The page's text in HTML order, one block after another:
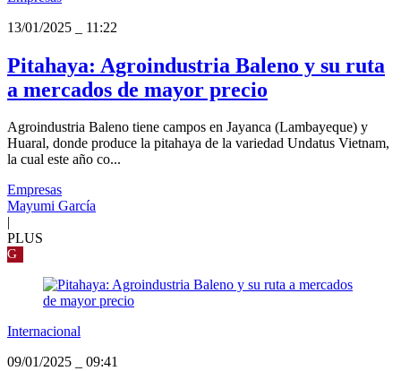
13/01/2025
11:22
Pitahaya: Agroindustria Baleno y su ruta
a mercados de mayor precio
Agroindustria Baleno tiene campos en Jayanca (Lambayeque) y
Huaral, donde produce la pitahaya de la variedad Undatus Vietnam,
la cual este año co...
Empresas
Mayumi García
PLUS
G
Internacional
09/01/2025
09:41